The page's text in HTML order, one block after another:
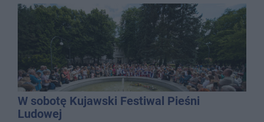
W sobotę Kujawski Festiwal Pieśni
Ludowej